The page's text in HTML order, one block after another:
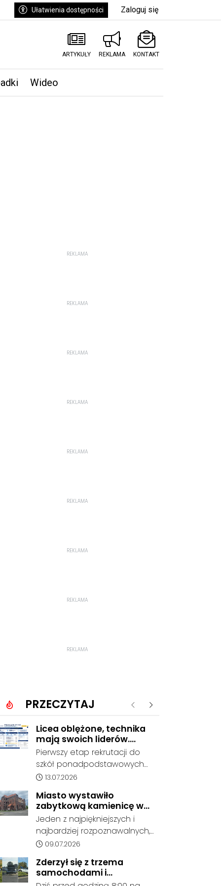
Ułatwienia dostępności Zaloguj się
ARTYKUŁY REKLAMA KONTAKT
Wideo
REKLAMA
REKLAMA
REKLAMA
REKLAMA
REKLAMA
REKLAMA
REKLAMA
REKLAMA
REKLAMA
PRZECZYTAJ Poprzednie
Następne
Licea oblężone, technika
mają swoich liderów.
Znamy wstępne wyniki
rekrutacji do szkół w
powiecie
Pierwszy etap rekrutacji do
szkół ponadpodstawowych
prowadzonych przez Powiat
pokazuje coraz wyraźniejsze
preferencje tegorocznych
absolwentów szkół
podstawowych. Dane dotyczą
kandydatów, którzy wskazali
dany oddział jako pierwszy
wybór, dlatego nie stanowią
jeszcze ostatecznego wyniku
Data dodania artykułu:
13.07.2026
Miasto wystawiło
zabytkową kamienicę w
Porcie na sprzedaż. W
dawnym hotelu mają
powstać mieszkania
Jeden z najpiękniejszych i
najbardziej rozpoznawalnych,
ale też najbardziej
Portu został wystawiony na
sprzedaż. Gmina Kędzierzyn-
Data dodania artykułu:
09.07.2026
Zderzył się z trzema
samochodami i
kontynuował jazdę. Seria